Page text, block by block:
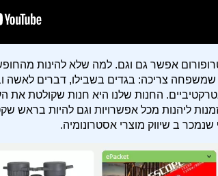
אפשר גם וגם. למה שלא להינות
שמשפחה צריכה: בגדים בשבילו, דברים לאשה
החנות שלנו היא חנות שקולטת את
ליהנות מכל אפשרויות וגם להיות בראש שקט